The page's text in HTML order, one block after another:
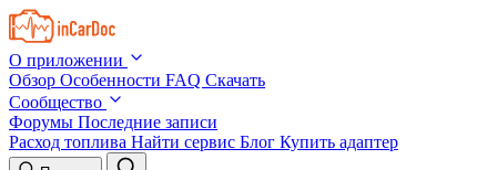
Skip to main content
О приложении
Обзор Особенности FAQ Скачать
Сообщество
Форумы Последние записи
Расход топлива Найти сервис Блог Купить адаптер